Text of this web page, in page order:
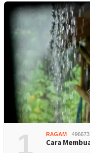
1 RAGAM
Cara